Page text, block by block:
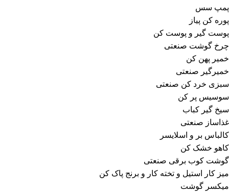
پمپ سس
پوره کن پیاز
پوست گیر و پوست کن
چرخ گوشت صنعتی
خمیر پهن کن
خمیرگیر صنعتی
سبزی خرد کن صنعتی
سوسیس پر کن
سیخ گیر کباب
غذاساز صنعتی
کالباس بر و اسلایسر
کاهو خشک کن
گوشت کوب برقی صنعتی
میز کار استیل و تخته کار و برنج پاک کن
میکسر گوشت